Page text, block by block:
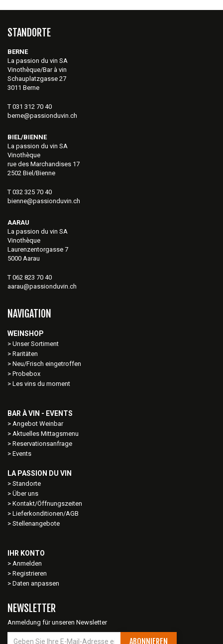
STANDORTE
BERNE
La passion du vin SA
Vinothèque/Bar à vin
Schauplatzgasse 27
3011 Berne
T 031 312 70 40
berne@passionduvin.ch
BIEL/BIENNE
La passion du vin SA
Vinothèque
rue des Marchandises 17
2502 Biel/Bienne
T 032 325 70 40
bienne@passionduvin.ch
AARAU
La passion du vin SA
Vinothèque
Laurenzentorgasse 7
5000 Aarau
T 062 823 70 40
aarau@passionduvin.ch
NAVIGATION
WEINSHOP
Unser Sortiment
Raritäten
Neu/Frisch eingetroffen
Probebox
Les vins du moment
BAR À VIN - EVENTS
Angebot Weinbar
Aktuelles Mittagsmenu
Reservationsanfrage
Events
LA PASSION DU VIN
Standorte
Über uns
Kontakt/Öffnungszeiten
Lieferkonditionen/AGB
Stellenangebote
IHR KONTO
Anmelden
Registrieren
Daten anpassen
NEWSLETTER
Anmeldung für unseren Newsletter
ABONNIEREN